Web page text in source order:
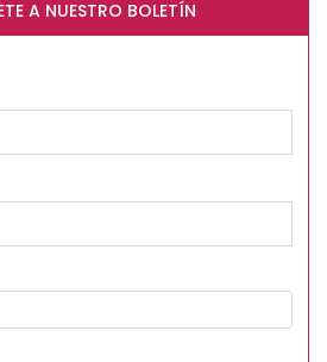
A NUESTRO BOLETÍN